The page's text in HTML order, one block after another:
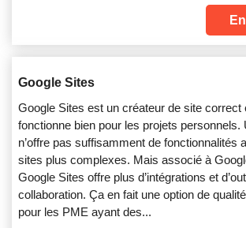
Google Sites
Google Sites est un créateur de site correct
fonctionne bien pour les projets personnels.
n’offre pas suffisamment de fonctionnalités
sites plus complexes. Mais associé à
Google Sites offre plus d’intégrations et
collaboration. Ça en fait une option de
pour les PME ayant des...